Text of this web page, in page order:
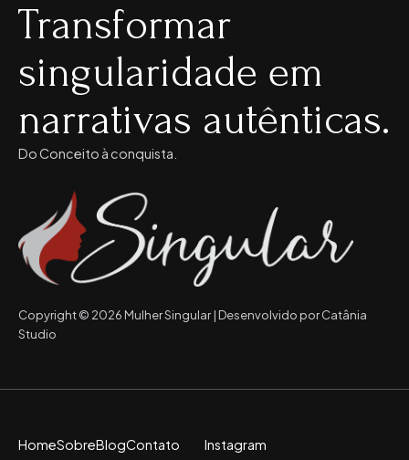
Transformar
singularidade em
narrativas autênticas.
Do Conceito à conquista.
Copyright © 2026 Mulher Singular | Desenvolvido por Catânia
Studio
HomeSobreBlogContato Instagram